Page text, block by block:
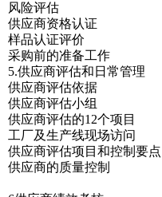
风险评估
供应商资格认证
样品认证评价
采购前的准备工作
5.供应商评估和日常管理
供应商评估依据
供应商评估小组
供应商评估的12个项目
工厂及生产线现场访问
供应商评估项目和控制要点
供应商的质量控制